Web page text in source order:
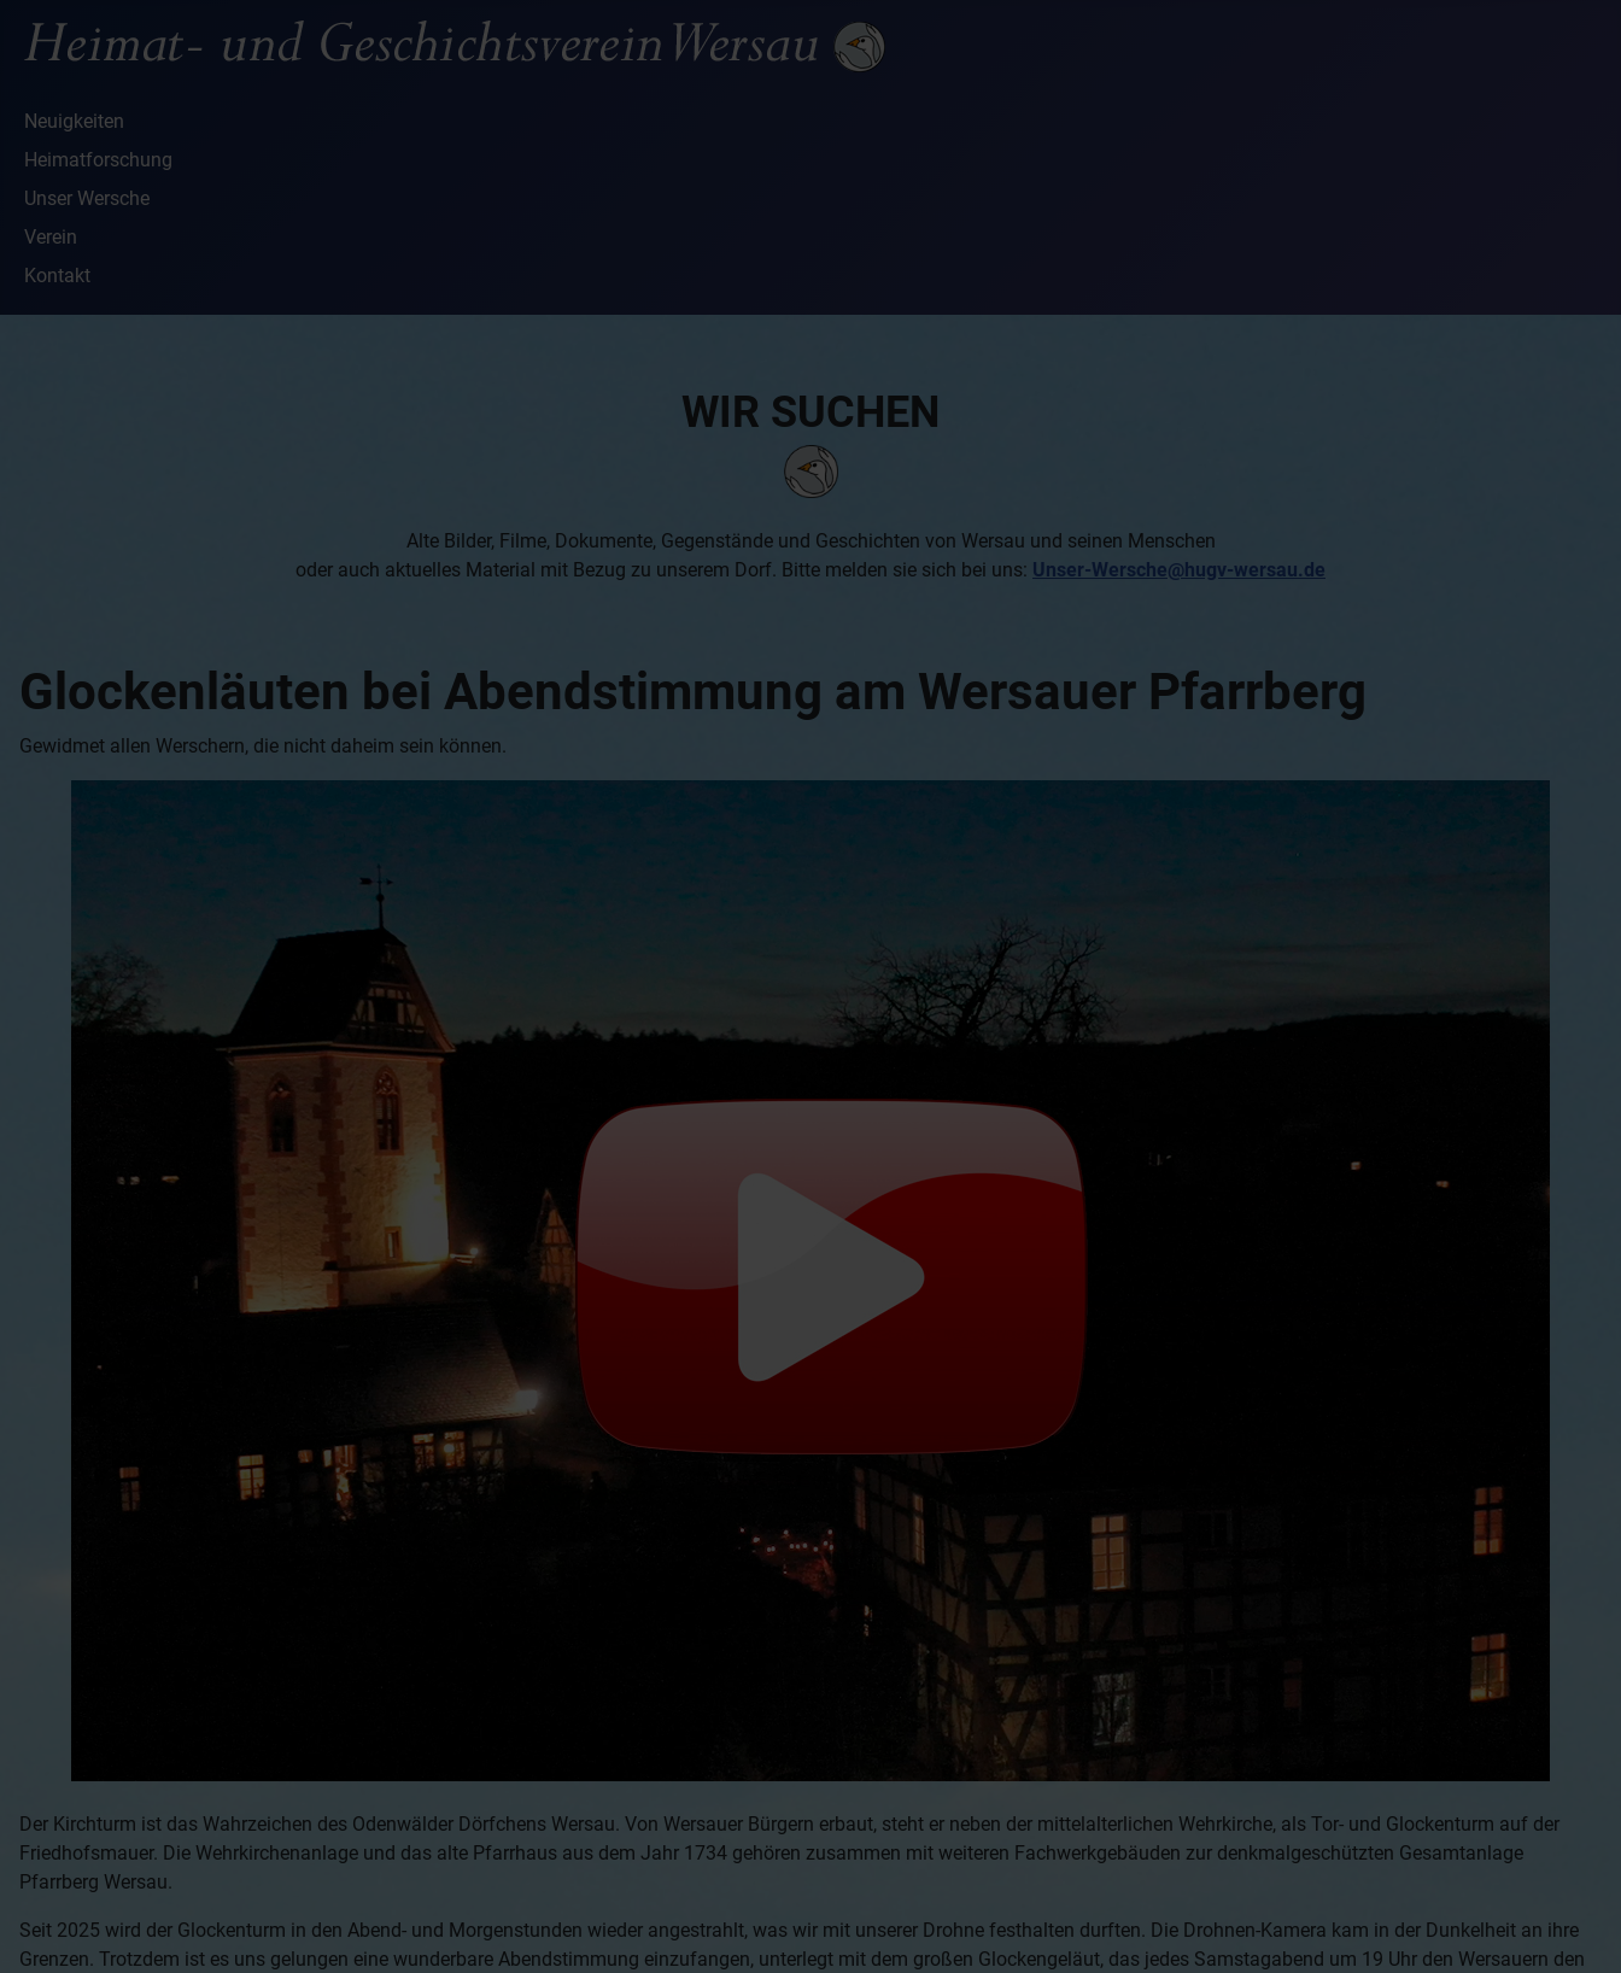
Neuigkeiten
Heimatforschung
Unser Wersche
Verein
Kontakt
WIR SUCHEN
Alte Bilder, Filme, Dokumente, Gegenstände und Geschichten von Wersau und seinen Menschen
oder auch aktuelles Material mit Bezug zu unserem Dorf. Bitte melden sie sich bei uns: Unser-Wersche@hugv-wersau.de
Glockenläuten bei Abendstimmung am Wersauer Pfarrberg
Gewidmet allen Werschern, die nicht daheim sein können.
Der Kirchturm ist das Wahrzeichen des Odenwälder Dörfchens Wersau. Von Wersauer Bürgern erbaut, steht er neben der mittelalterlichen Wehrkirche, als Tor- und Glockenturm auf der
Friedhofsmauer. Die Wehrkirchenanlage und das alte Pfarrhaus aus dem Jahr 1734 gehören zusammen mit weiteren Fachwerkgebäuden zur denkmalgeschützten Gesamtanlage
Pfarrberg Wersau.
Seit 2025 wird der Glockenturm in den Abend- und Morgenstunden wieder angestrahlt, was wir mit unserer Drohne festhalten durften. Die Drohnen-Kamera kam in der Dunkelheit an ihre
Grenzen. Trotzdem ist es uns gelungen eine wunderbare Abendstimmung einzufangen, unterlegt mit dem großen Glockengeläut, das jedes Samstagabend um 19 Uhr den Wersauern den